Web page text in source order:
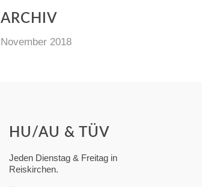
ARCHIV
November 2018
HU/AU & TÜV
Jeden Dienstag & Freitag in
Reiskirchen.